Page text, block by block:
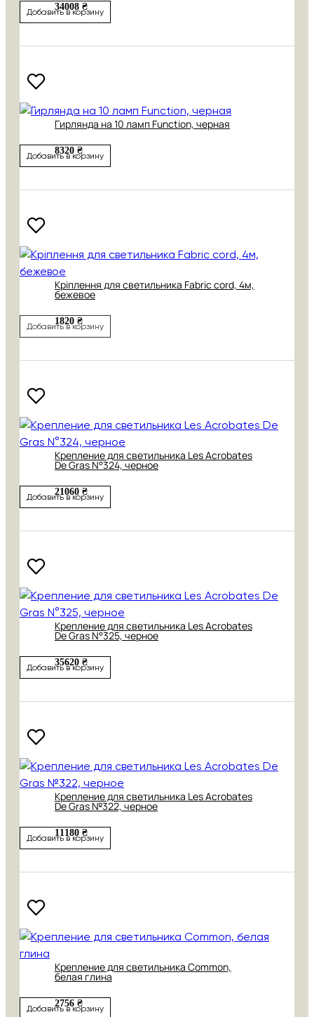
34008 ₴
Добавить в корзину
Гирлянда на 10 ламп Function, черная
8320 ₴
Добавить в корзину
Кріплення для светильника Fabric cord, 4м,
бежевое
1820 ₴
Добавить в корзину
Крепление для светильника Les Acrobates
De Gras N°324, черное
21060 ₴
Добавить в корзину
Крепление для светильника Les Acrobates
De Gras N°325, черное
35620 ₴
Добавить в корзину
Крепление для светильника Les Acrobates
De Gras №322, черное
11180 ₴
Добавить в корзину
Крепление для светильника Common,
белая глина
2756 ₴
Добавить в корзину